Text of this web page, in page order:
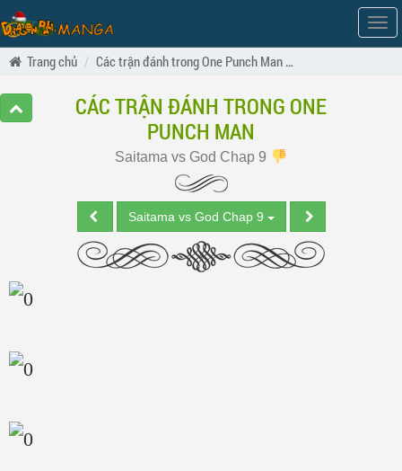
Hiện
Trang chủ
Các trận đánh trong One Punch Man
CÁC TRẬN ĐÁNH TRONG ONE
PUNCH MAN
Saitama vs God Chap 9
Saitama vs God Chap 9